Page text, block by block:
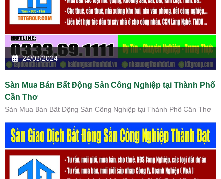
24/02/2024
Sàn Mua Bán Bất Động Sản Công Nghiệp tại Thành Phố
Cần Thơ
Sàn Mua Bán Bất Động Sản Công Nghiệp tại Thành Phố Cần Thơ